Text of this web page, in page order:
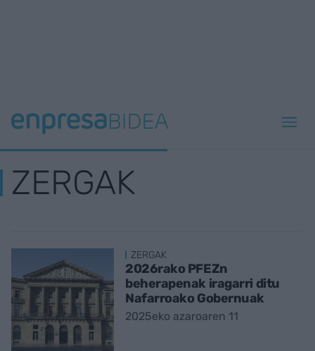
ZERGAK
ZERGAK
2026rako PFEZn
beherapenak iragarri ditu
Nafarroako Gobernuak
2025eko azaroaren 11